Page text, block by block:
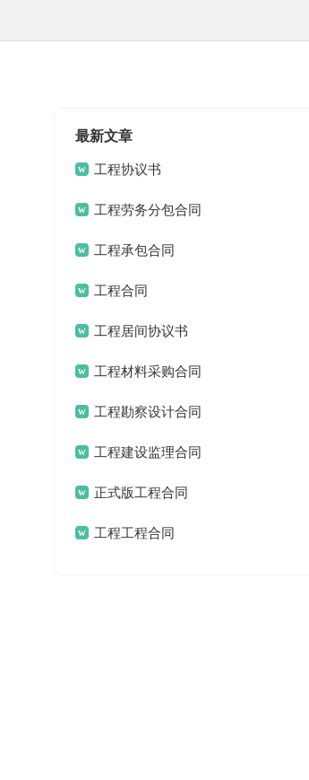
最新文章
工程协议书
工程劳务分包合同
工程承包合同
工程合同
工程居间协议书
工程材料采购合同
工程勘察设计合同
书 工程建设监理合同
正式版工程合同
工程工程合同